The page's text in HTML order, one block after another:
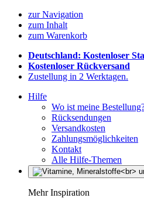
zur Navigation
zum Inhalt
zum Warenkorb
Deutschland: Kostenloser
Kostenloser Rückversand
Zustellung in 2 Werktagen.
Hilfe
Wo ist meine
Rücksendungen
Versandkosten
Zahlungsmöglichkeiten
Kontakt
Alle Hilfe-Themen
Mehr Inspiration